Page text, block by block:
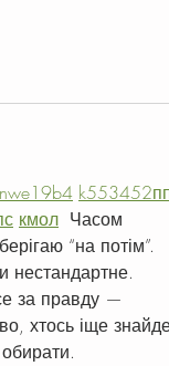
nwe19b4 k553452
кмол
  Часом
“на потім”.
нестандартне.
за правду —
хтось іще